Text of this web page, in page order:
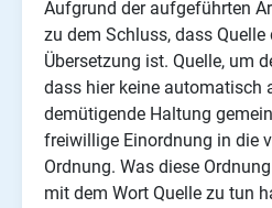
Aufgrund der aufgeführten
zu dem Schluss, dass Quelle
Übersetzung ist. Quelle, um
dass hier keine automatisch
demütigende Haltung
freiwillige Einordnung in die
Ordnung. Was diese
mit dem Wort Quelle zu tun